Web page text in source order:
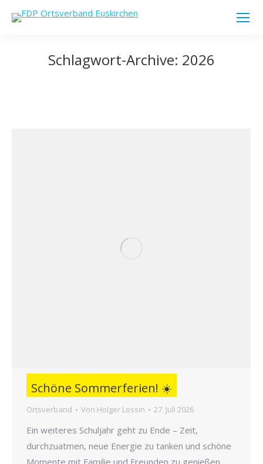
Schlagwort-Archive: 2026
Schöne Sommerferien! ☀️
Ortsverband Von Holger Lossin 27. Juli 2026
Ein weiteres Schuljahr geht zu Ende – Zeit,
durchzuatmen, neue Energie zu tanken und schöne
Momente mit Familie und Freunden zu genießen.